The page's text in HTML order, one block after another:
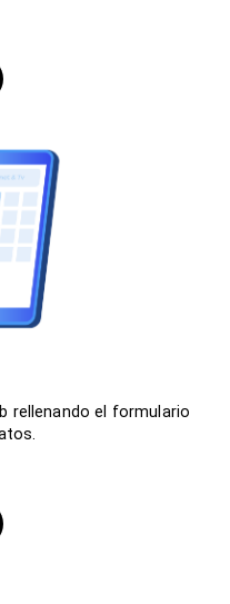
rellenando el formulario